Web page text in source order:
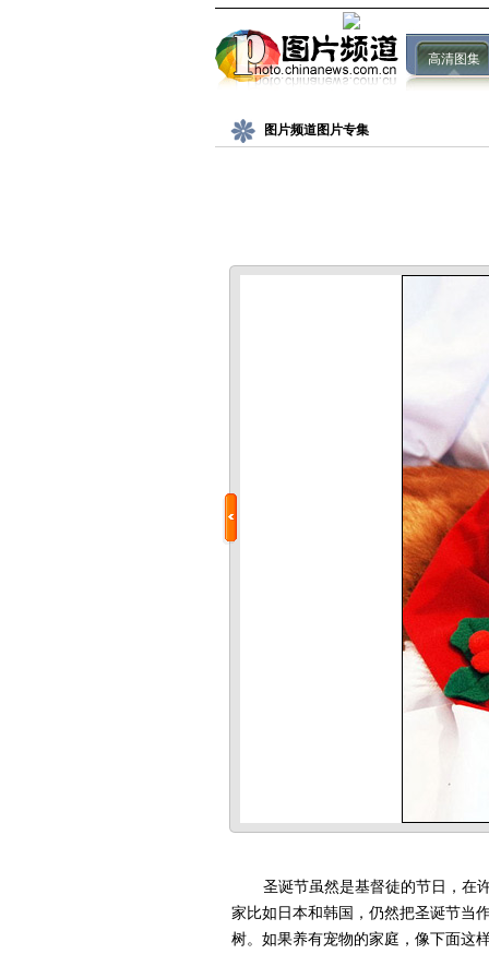
高清图集
图片频道图片专集
圣诞节虽然是基督徒的节日，在许
家比如日本和韩国，仍然把圣诞节当
树。如果养有宠物的家庭，像下面这